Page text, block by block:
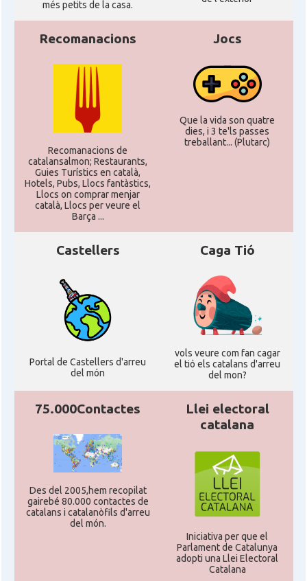
més petits de la casa.
Recomanacions
Recomanacions de
catalansalmon; Restaurants,
Guies Turístics en català,
Hotels, Pubs, Llocs fantàstics,
Llocs on comprar menjar
català, Llocs per veure el
Barça ...
Jocs
Que la vida son quatre
dies, i 3 te'ls passes
treballant... (Plutarc)
Castellers
Portal de Castellers d'arreu
del món
Caga Tió
vols veure com fan cagar
el tió els catalans d'arreu
del mon?
75.000Contactes
Des del 2005,hem recopilat
gairebé 80.000 contactes de
catalans i catalanòfils d'arreu
del món.
Llei electoral
catalana
Iniciativa per que el
Parlament de Catalunya
adopti una Llei Electoral
Catalana